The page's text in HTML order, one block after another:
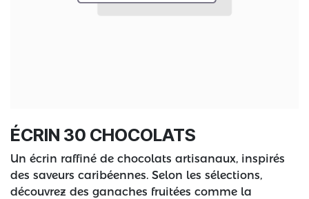
ÉCRIN 30 CHOCOLATS
Un écrin raffiné de chocolats artisanaux, inspirés
des saveurs caribéennes. Selon les sélections,
découvrez des ganaches fruitées comme la